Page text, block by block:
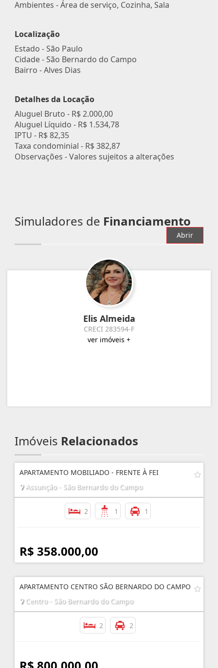
Ambientes - Área de serviço, Cozinha, Sala
Localização
Estado -São Paulo
Cidade -São Bernardo do Campo
Bairro -Alves Dias
Detalhes da Locação
Aluguel Bruto - R$ 2.000,00
Aluguel Líquido - R$ 1.534,78
IPTU - R$ 82,35
Taxa condominial - R$ 382,87
Observações - Valores sujeitos a alterações
Simuladores de Financiamento
Abrir
Elis Almeida
CRECI 283594-F
ver imóveis +
Imóveis Relacionados
APARTAMENTO MOBILIADO - FRENTE À FEI
Assunção - São Bernardo do Campo
2 1 1
R$ 358.000,00
APARTAMENTO CENTRO SÃO BERNARDO DO CAMPO
Centro - São Bernardo do Campo
2 2